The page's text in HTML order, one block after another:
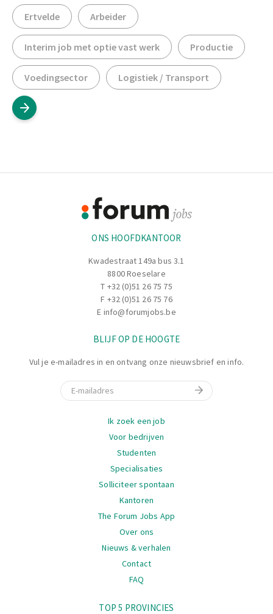
Ertvelde Arbeider
Interim job met optie vast werk Productie
Voedingsector Logistiek / Transport
ONS HOOFDKANTOOR
Kwadestraat 149a bus 3.1
8800 Roeselare
T +32 (0)51 26 75 75
F +32 (0)51 26 75 76
E info@forumjobs.be
BLIJF OP DE HOOGTE
Vul je e-mailadres in en ontvang onze nieuwsbrief en info.
E-mail
Ik zoek een job
Voor bedrijven
Studenten
Specialisaties
Solliciteer spontaan
Kantoren
The Forum Jobs App
Over ons
Nieuws & verhalen
Contact
FAQ
TOP 5 PROVINCIES